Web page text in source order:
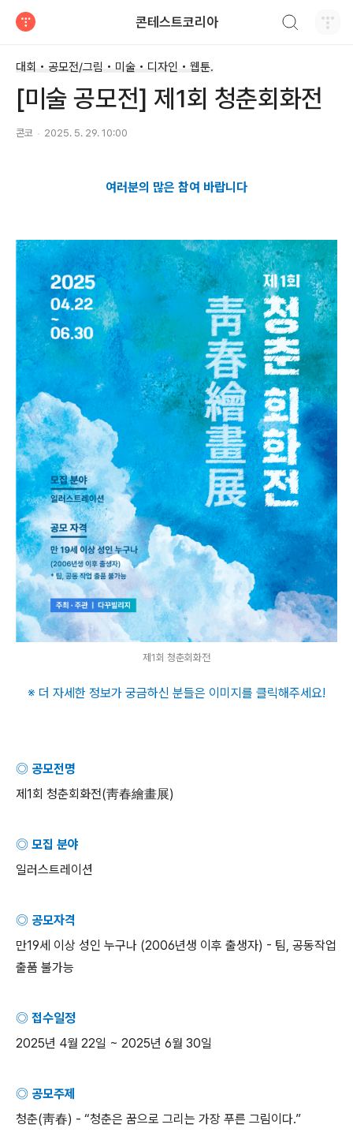
콘테스트코리아
대회 • 공모전/그림 • 미술 • 디자인 • 웹툰.
[미술 공모전] 제1회 청춘회화전
콘코 2025. 5. 29. 10:00
여러분의 많은 참여 바랍니다
제1회 청춘회화전
※ 더 자세한 정보가 궁금하신 분들은 이미지를 클릭해주세요!
◎ 공모전명
제 1회 청춘회화전(靑春繪畫展)
◎ 모집 분야
일러스트레이션
◎ 공모자격
만19세 이상 성인 누구나 (2006년생 이후 출생자) - 팀, 공동작업
출품 불가능
◎ 접수일정
2025년 4월 22일 ~ 2025년 6월 30일
◎ 공모주제
청춘(靑春) - “청춘은 꿈으로 그리는 가장 푸른 그림이다.”